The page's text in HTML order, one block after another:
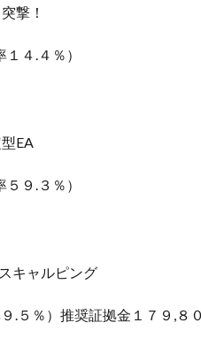
撃！
４.４％）
EA
９.３％）
キャルピング
.５％）推奨証拠金１７９,８